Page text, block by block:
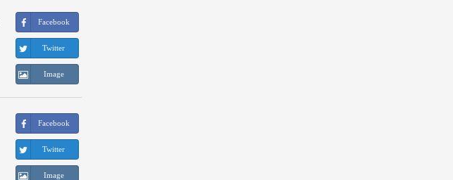
Facebook
Twitter
Image
Facebook
Twitter
Image